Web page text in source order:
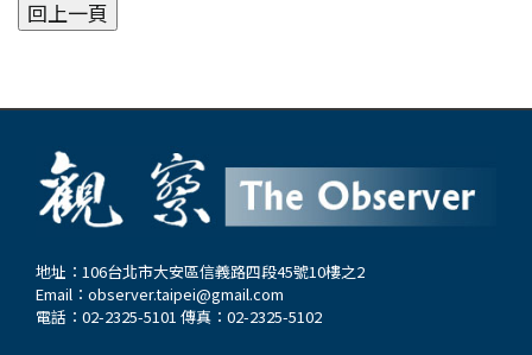
地址：106台北市大安區信義路四段45號10樓之2
Email： observer.taipei@gmail.com
電話：02-2325-5101 傳真：02-2325-5102